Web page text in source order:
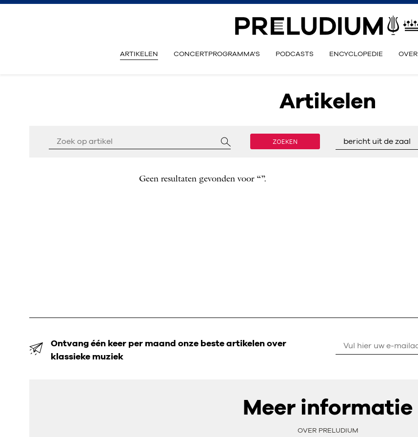
ARTIKELEN CONCERTPROGRAMMA'S PODCASTS ENCYCLOPEDIE OVER
Artikelen
ZOEKEN bericht uit de zaal
Geen resultaten gevonden voor “”.
Ontvang één keer per maand onze beste artikelen over
klassieke muziek
Meer informatie
OVER PRELUDIUM